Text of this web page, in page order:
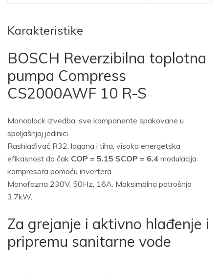
Karakteristike
BOSCH Reverzibilna toplotna
pumpa Compress
CS2000AWF 10 R-S
Monoblock izvedba, sve komponente spakovane u
spoljašnjoj jedinici.
Rashlađivač R32, lagana i tiha; visoka energetska
efikasnost do čak COP = 5.15 SCOP = 6.4 modulacija
kompresora pomoću invertera.
Monofazna 230V, 50Hz, 16A. Maksimalna potrošnja
3.7kW.
Za grejanje i aktivno hlađenje i
pripremu sanitarne vode